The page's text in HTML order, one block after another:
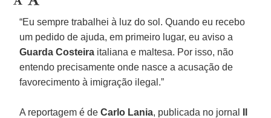
“Eu sempre trabalhei à luz do sol. Quando eu recebo
um pedido de ajuda, em primeiro lugar, eu aviso a
Guarda Costeira italiana e maltesa. Por isso, não
entendo precisamente onde nasce a acusação de
favorecimento à imigração ilegal.”
A reportagem é deCarlo Lania, publicada no jornal